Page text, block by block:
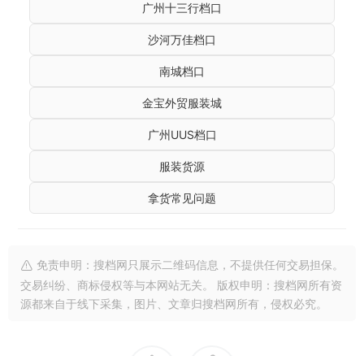
广州十三行档口
沙河万佳档口
南城档口
金宝外贸服装城
广州UUS档口
服装货源
拿货常见问题
免责申明：搜档网只展示二维码信息，不提供任何交易担保。
交易纠纷、商标侵权等与本网站无关。 版权申明：搜档网所有资
源都来自于线下采集，图片、文章归搜档网所有，侵权必究。